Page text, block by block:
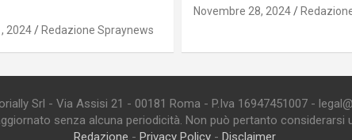
2024 Redazione Spraynews
Novembre 28, 2024
Srl - Via Assisi 21 - 00181 Roma - P.Iva 16947451007 -
senza alcuna periodicità. Non può pertanto considerarsi
Redazione - Privacy Policy- Disclaimer